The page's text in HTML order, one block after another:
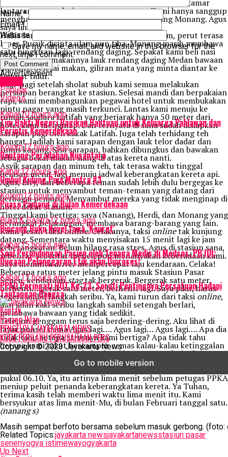
hingga tamu-tamu hotel yang lain menutup pintu kamar
lantaran aroma durian yang menyengat. Kami hanya sanggup
menghabiskan satu toples durian bawaan bang Monang. Agus
saya lihat yang paling banyak makan durian.
Habis santap durian dan waktu semakin malam, perut terasa
lapar. Pucuk dicinta ulam pun tiba, Monang masih membawa
satu bingkisan lagi: rendang daging. Sepakat kami beli nasi
putih, dan memakannya lauk rendang daging Medan bawaan
Monang. Selesai makan, giliran mata yang minta diantar ke
tempat tidur.
Pagi-pagi setelah sholat subuh kami semua melakukan
persiapan berangkat ke stasiun. Selesai mandi dan berpakaian
rapi, kami membangunkan pegawai hotel untuk membukakan
pintu pagar yang masih terkunci. Lantas kami menuju ke
rumah saudara Latifah yang berjarak hanya 50 meter dari
hotel kami menginap. Dan ternyata di sana sudah disiapkan
sarapan pagi oleh kakak Latifah. Juga telah terhidang teh
hangat. Jadilah kami sarapan dengan lauk telor dadar dan
tumis kacang. Sisa sarapan, bahkan dibungkus dan bawakan
sebagai bekal makan siang di atas kereta nanti.
Asyik sarapan dan minum teh, tak terasa waktu tinggal
belasan menit lagi menuju jadwal keberangkatan kereta api.
Agus, Elty, dan beberapa teman sudah lebih dulu bergegas ke
stasiun untuk menyambut teman-teman yang datang dari
berbagai penjuru. Menyambut mereka yang tidak menginap di
hotel dekat stasiun.
Tinggal kami bertiga: saya (Nanang), Herdi, dan Monang yang
berangkat belakangan, membawa barang-barang yang lain.
Kami pesan taksionline. Celakanya, taksionlinetak kunjung
datang. Sementara waktu menyisakan 15 menit lagi ke jam
keberangkatan. Belum hilang rasa stres, Agus di stasiun sana,
sebentar-sebentar menelepon menanyakan keberadaan kami.
Saya memintadrivermempercepat laju kendaraan. Celaka!
Beberapa ratus meter jelang pintu masuk Stasiun Pasar
Senen, kendaraanstagtak bergerak. Bergerak satu meter,
berhenti… gerak satu meter, berhenti lagi. Saya pikir, harus
segera ambil langkah seribu. Ya, kami turun dari taksi online,
dan jalan kaki seribu langkah sambil setengah berlari,
membawa bawaan yang tidak sedikit.
Telepon genggam terus saja berdering-dering. Aku lihat di
layar ponsel nama Agus lagi…. Agus lagi… Agus lagi…. Apa dia
tidak tahu betapa stresnya kami bertiga? Apa tidak tahu
betapa kami takut bercampur cemas kalau-kalau ketinggalan
sepur? Apa tidak tahu kalau kami harus turun dari taksi
dan setengah berlari untuk bisa tiba tepat waktu?
pukul 06.10. Ya, itu artinya lima menit sebelum petugas PPKA
meniup peluit penanda keberangkatan kereta. Ya Tuhan,
terima kasih telah memberi waktu lima menit itu. Kami
bersyukur atas lima menit-Mu, di bulan Februari tanggal satu.
(nanang s)
Masih sempat berfoto bersama sebelum masuk gerbong. (foto:
Related Topics:jayakarta newsjayakartanewsstasiun pasar
senenyogya istimewayogyakarta
Up Next
Name*
Email*
Website
Save my name, email, and website in this browser for the
next time I comment.
Advertisement
Popular
Videos
Kabar10 hours ago
Tim Bakti Negeri Bagikan Bantuan untuk Keluarga Pahlawan dan
Perintis Kemerdekaan
Kolom12 hours ago
Bentang Peradaban Nusantara
Kabar12 hours ago
Umbul Kidung Puja Mantra #3
Kolom12 hours ago
Puasa Panjang di Bulan Kemerdekaan
Buku & Sastra12 hours ago
Bincang Buku Novel Jawa ‘Kajiret’
Kabar15 hours ago
Soal Perundungan Pasien oleh Tenaga Medis di Medsos, PB IDI:
Dugaan Pelanggaran Etik akan Diproses!
Kabar17 hours ago
PPAD Peringati HUT Ke-23, Soroti Pentingnya Persatuan Hadapi
Tantangan Bangsa
Kontak
Pasang Iklan
PENGELOLA JAYAKARTA NEWS
KODE PERILAKU PERUSAHAAN PERS
Copyright © 2023 Jayakarta News
Go to mobile version